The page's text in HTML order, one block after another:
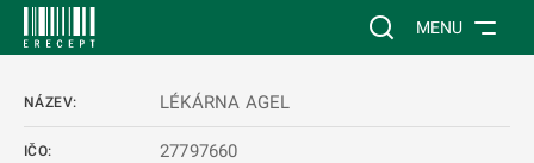
Vyhledávání na
MENU
NÁZEV: LÉKÁRNA AGEL
IČO: 27797660